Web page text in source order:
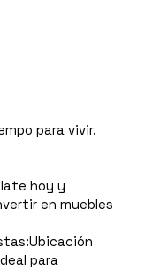
para vivir.
hoy y
en muebles
para